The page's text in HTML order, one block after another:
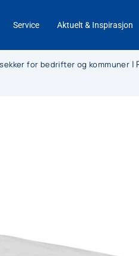
Service Aktuelt & Inspirasjon
for bedrifter og kommuner |